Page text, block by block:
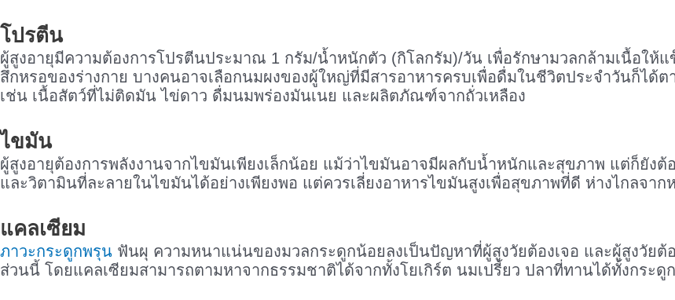
โปรตีน
ผู้สูงอายุมีความต้องการโปรตีนประมาณ 1 กรัม/น้ำหนักตัว (กิโลกรัม)/วัน เพื่อรักษามวลกล้ามเนื้อให้
สึกหรอของร่างกาย บางคนอาจเลือกนมผงของผู้ใหญ่ที่มีสารอาหารครบเพื่อดื่มในชีวิตประจำวันก็ไ
เช่น เนื้อสัตว์ที่ไม่ติดมัน ไข่ดาว ดื่มนมพร่องมันเนย และผลิตภัณฑ์จากถั่วเหลือง
ไขมัน
ผู้สูงอายุต้องการพลังงานจากไขมันเพียงเล็กน้อย แม้ว่าไขมันอาจมีผลกับน้ำหนักและสุขภาพ แต่ก็ยังต้
และวิตามินที่ละลายในไขมันได้อย่างเพียงพอ แต่ควรเลี่ยงอาหารไขมันสูงเพื่อสุขภาพที่ดี ห่างไกลจาก
แคลเซียม
ภาวะกระดูกพรุน ฟันผุ ความหนาแน่นของมวลกระดูกน้อยลงเป็นปัญหาที่ผู้สูงวัยต้องเจอ และผู้สูงวัยต้
ส่วนนี้ โดยแคลเซียมสามารถตามหาจากธรรมชาติได้จากทั้งโยเกิร์ต นมเปรี้ยว ปลาที่ทานได้ทั้งกระดู